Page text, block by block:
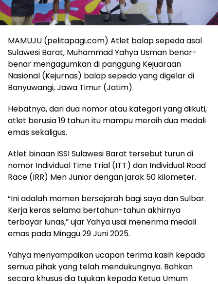
MAMUJU (pelitapagi.com) Atlet balap sepeda asal
Sulawesi Barat, Muhammad Yahya Usman benar-
benar mengagumkan di panggung Kejuaraan
Nasional (Kejurnas) balap sepeda yang digelar di
Banyuwangi, Jawa Timur (Jatim).
Hebatnya, dari dua nomor atau kategori yang diikuti,
atlet berusia 19 tahun itu mampu meraih dua medali
emas sekaligus.
Atlet binaan ISSI Sulawesi Barat tersebut turun di
nomor Individual Time Trial (ITT) dan Individual Road
Race (IRR) Men Junior dengan jarak 50 kilometer.
“Ini adalah momen bersejarah bagi saya dan Sulbar.
Kerja keras selama bertahun-tahun akhirnya
terbayar lunas,” ujar Yahya usai menerima medali
emas pada Minggu 29 Juni 2025.
Yahya menyampaikan ucapan terima kasih kepada
semua pihak yang telah mendukungnya. Bahkan
secara khusus dia tujukan kepada Ketua Umum